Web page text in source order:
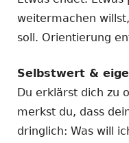
weitermachen
soll. Orientierung
Selbstwert &
Du erklärst dich zu
merkst du, dass
dringlich: Was will